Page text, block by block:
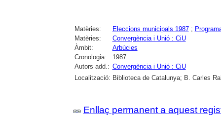
Matèries: Eleccions municipals 1987;
Matèries:
Convergència i Unió : CiU
Àmbit:
Arbúcies
Cronologia:
1987
Autors add.: Convergència i Unió : CiU
Localització: Biblioteca de Catalunya; B. Carles
Enllaç permanent a aquest